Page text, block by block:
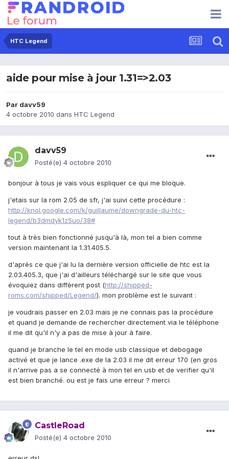
HTC Legend
aide pour mise à jour 1.31=>2.03
Par davv59
4 octobre 2010 dans HTC Legend
davv59
Posté(e) 4 octobre 2010
bonjour à tous je vais vous espliquer ce qui me bloque.
j'etais sur la rom 2.05 de sfr, j'ai suivi cette procédure :
http://knol.google.com/k/guillaume/downgrade-du-htc-
legend/b3dmdyk1z5uo/38#
tout à très bien fonctionné jusqu'à là, mon tel a bien comme
version maintenant la 1.31.405.5.
d'après ce que j'ai lu la dernière version officielle de htc est la
2.03.405.3, que j'ai d'ailleurs téléchargé sur le site que vous
évoquiez dans diffèrent post (http://shipped-
roms.com/shipped/Legend/). mon problème est le suivant :
je voudrais passer en 2.03 mais je ne connais pas la procédure
et quand je demande de rechercher directement via le téléphone
il me dit qu'il n'y a pas de mise à jour à faire.
quand je branche le tel en mode usb classique et debogage
activé et que je lance .exe de la 2.03 il me dit erreur 170 (en gros
il n'arrive pas a se connecté à mon tel en usb et de verifier qu'il
est bien branché. ou est je fais une erreur ? merci
CastleRoad
Posté(e) 4 octobre 2010